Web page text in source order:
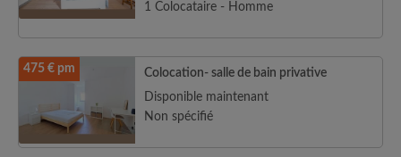
1 Colocataire - Homme
475 € pm
Colocation- salle de bain privative
Disponible maintenant
Non spécifié